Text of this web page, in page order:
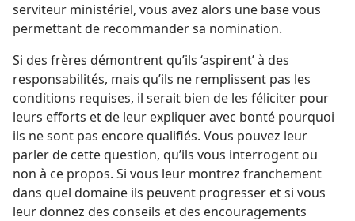
serviteur ministériel, vous avez alors une base vous
permettant de recommander sa nomination.
Si des frères démontrent qu’ils ‘aspirent’ à des
responsabilités, mais qu’ils ne remplissent pas les
conditions requises, il serait bien de les féliciter pour
leurs efforts et de leur expliquer avec bonté pourquoi
ils ne sont pas encore qualifiés. Vous pouvez leur
parler de cette question, qu’ils vous interrogent ou
non à ce propos. Si vous leur montrez franchement
dans quel domaine ils peuvent progresser et si vous
leur donnez des conseils et des encouragements